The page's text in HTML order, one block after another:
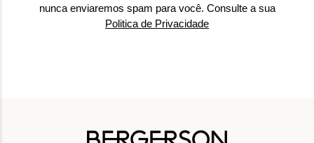
nunca enviaremos spam para você. Consulte a sua
Politica de Privacidade